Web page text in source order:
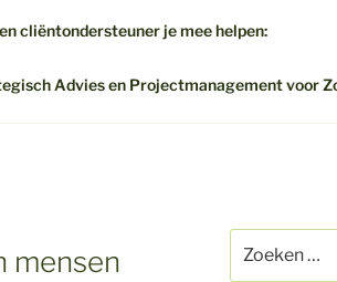
cliëntondersteuner je mee helpen:
Advies en Projectmanagement voor
mensen
naar: